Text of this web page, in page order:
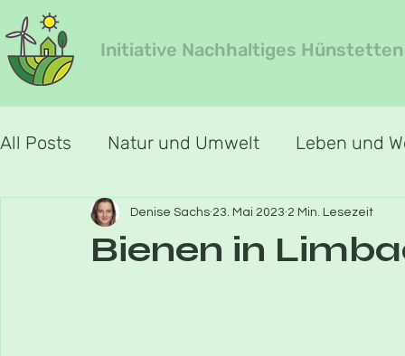
Initiative Nachhaltiges Hünstetten
All Posts Natur und Umwelt Leben und
Jahreszeiten-Special Jahreszeit Frühling
Bienen in
Denise Sachs 23. Mai 2023 2 Min. Lesezeit